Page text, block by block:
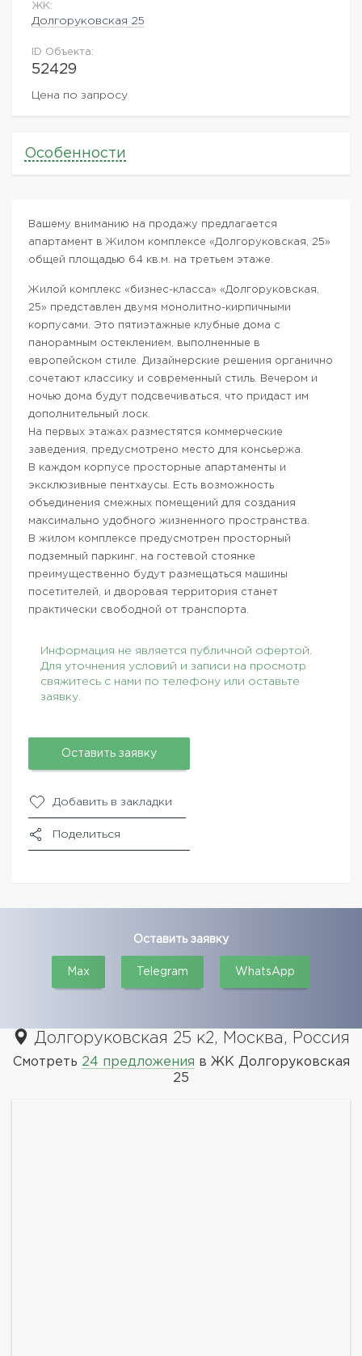
ЖK:
Долгоруковская 25
ID Объекта:
52429
Цена по запросу
Особенности
Вашему вниманию на продажу предлагается
апартамент в Жилом комплексе «Долгоруковская, 25»
общей площадью 64 кв.м. на третьем этаже.
Жилой комплекс «бизнес-класса» «Долгоруковская,
25» представлен двумя монолитно-кирпичными
корпусами. Это пятиэтажные клубные дома с
панорамным остеклением, выполненные в
европейском стиле. Дизайнерские решения органично
сочетают классику и современный стиль. Вечером и
ночью дома будут подсвечиваться, что придаст им
дополнительный лоск.
На первых этажах разместятся коммерческие
заведения, предусмотрено место для консьержа.
В каждом корпусе просторные апартаменты и
эксклюзивные пентхаусы. Есть возможность
объединения смежных помещений для создания
максимально удобного жизненного пространства.
В жилом комплексе предусмотрен просторный
подземный паркинг, на гостевой стоянке
преимущественно будут размещаться машины
посетителей, и дворовая территория станет
практически свободной от транспорта.
Информация не является публичной офертой.
Для уточнения условий и записи на просмотр
свяжитесь с нами по телефону или оставьте
заявку.
Оставить заявку
Добавить в закладки
Поделиться
Оставить заявку
Max Telegram WhatsApp
Долгоруковская 25 к2, Москва, Россия
Смотреть 24 предложения в ЖК Долгоруковская
25